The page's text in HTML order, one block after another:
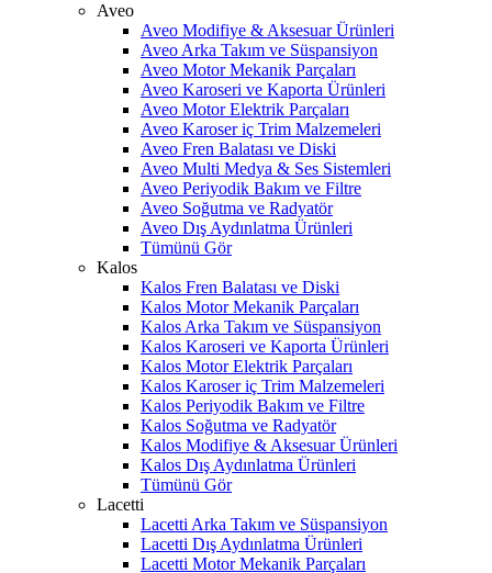
Aveo
Aveo Modifiye & Aksesuar Ürünleri
Aveo Arka Takım ve Süspansiyon
Aveo Motor Mekanik Parçaları
Aveo Karoseri ve Kaporta Ürünleri
Aveo Motor Elektrik Parçaları
Aveo Karoser iç Trim Malzemeleri
Aveo Fren Balatası ve Diski
Aveo Multi Medya & Ses Sistemleri
Aveo Periyodik Bakım ve Filtre
Aveo Soğutma ve Radyatör
Aveo Dış Aydınlatma Ürünleri
Tümünü Gör
Kalos
Kalos Fren Balatası ve Diski
Kalos Motor Mekanik Parçaları
Kalos Arka Takım ve Süspansiyon
Kalos Karoseri ve Kaporta Ürünleri
Kalos Motor Elektrik Parçaları
Kalos Karoser iç Trim Malzemeleri
Kalos Periyodik Bakım ve Filtre
Kalos Soğutma ve Radyatör
Kalos Modifiye & Aksesuar Ürünleri
Kalos Dış Aydınlatma Ürünleri
Tümünü Gör
Lacetti
Lacetti Arka Takım ve Süspansiyon
Lacetti Dış Aydınlatma Ürünleri
Lacetti Motor Mekanik Parçaları